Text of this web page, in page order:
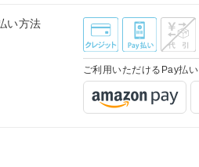
い方法
ご利用いただけるPay払い